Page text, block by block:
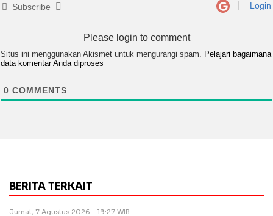
Subscribe Login
Please login to comment
Situs ini menggunakan Akismet untuk mengurangi spam. Pelajari bagaimana
data komentar Anda diproses
0 COMMENTS
BERITA TERKAIT
Jumat, 7 Agustus 2026 - 19:27 WIB